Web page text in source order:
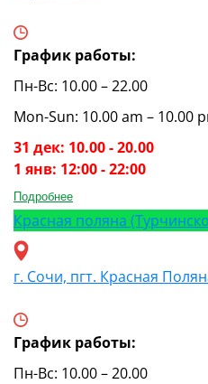
График работы:
Пн-Вс: 10.00 – 22.00
Mon-Sun: 10.00 am – 10.00
31 дек: 10.00 - 20.00
1 янв: 12:00 - 22:00
Подробнее
Красная поляна
г. Сочи, пгт. Красная
График работы:
Пн-Вс: 10.00 – 20.00